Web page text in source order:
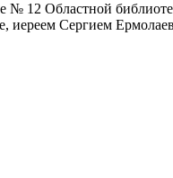
№ 12 Областной
Сергием